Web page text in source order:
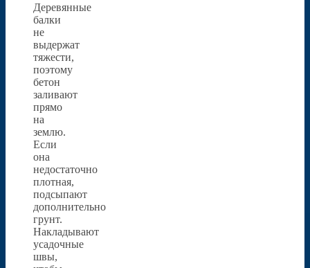
Деревянные
балки
не
выдержат
тяжести,
поэтому
бетон
заливают
прямо
на
землю.
Если
она
недостаточно
плотная,
подсыпают
дополнительно
грунт.
Накладывают
усадочные
швы,